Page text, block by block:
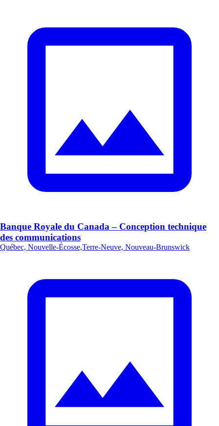
Banque Royale du Canada – Conception technique
des communications
Québec, Nouvelle-Écosse,Terre-Neuve, Nouveau-Brunswick